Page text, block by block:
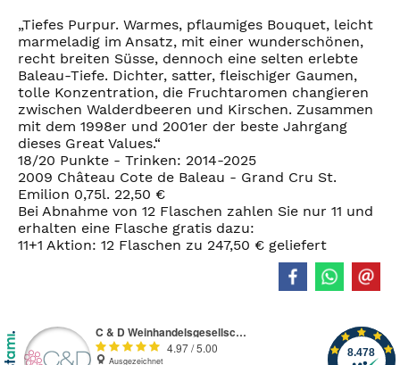
„Tiefes Purpur. Warmes, pflaumiges Bouquet, leicht
marmeladig im Ansatz, mit einer wunderschönen,
recht breiten Süsse, dennoch eine selten erlebte
Baleau-Tiefe. Dichter, satter, fleischiger Gaumen,
tolle Konzentration, die Fruchtaromen changieren
zwischen Walderdbeeren und Kirschen. Zusammen
mit dem 1998er und 2001er der beste Jahrgang
dieses Great Values.“
18/20 Punkte - Trinken: 2014-2025
2009 Château Cote de Baleau - Grand Cru St.
Emilion 0,75l. 22,50 €
Bei Abnahme von 12 Flaschen zahlen Sie nur 11 und
erhalten eine Flasche gratis dazu:
11+1 Aktion: 12 Flaschen zu 247,50 € geliefert